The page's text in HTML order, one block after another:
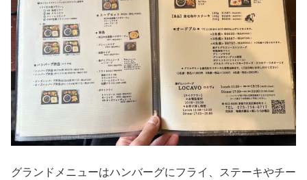
グランドメニューはハンバーグにフライ、ステーキやチー